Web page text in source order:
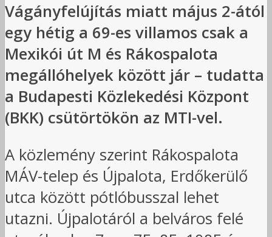
Vágányfelújítás miatt május 2-ától
egy hétig a 69-es villamos csak a
Mexikói út M és Rákospalota
megállóhelyek között jár – tudatta
a Budapesti Közlekedési Központ
(BKK) csütörtökön az MTI-vel.
A közlemény szerint Rákospalota
MÁV-telep és Újpalota, Erdőkerülő
utca között pótlóbusszal lehet
utazni. Újpalotáról a belváros felé